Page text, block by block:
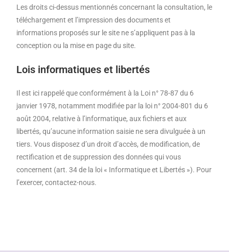
Les droits ci-dessus mentionnés concernant la consultation, le
téléchargement et l’impression des documents et
informations proposés sur le site ne s’appliquent pas à la
conception ou la mise en page du site.
Lois informatiques et libertés
Il est ici rappelé que conformément à la Loi n° 78-87 du 6
janvier 1978, notamment modifiée par la loi n° 2004-801 du 6
août 2004, relative à l’informatique, aux fichiers et aux
libertés, qu’aucune information saisie ne sera divulguée à un
tiers. Vous disposez d’un droit d’accès, de modification, de
rectification et de suppression des données qui vous
concernent (art. 34 de la loi « Informatique et Libertés »). Pour
l’exercer, contactez-nous.